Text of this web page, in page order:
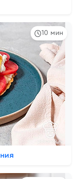
10 мин